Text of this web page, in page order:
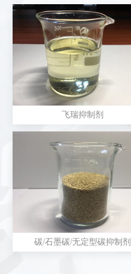
飞瑞抑制剂
碳/石墨碳/无定型碳抑制剂